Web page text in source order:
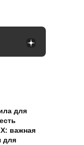
для
важная
для